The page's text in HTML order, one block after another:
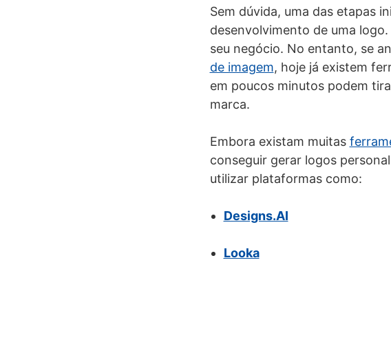
Sem dúvida, uma das etapas
desenvolvimento de uma
seu negócio. No entanto, se
de imagem, hoje já existem
em poucos minutos podem
marca.
Embora existam muitas
conseguir gerar logos
utilizar plataformas como:
Designs.AI
Looka